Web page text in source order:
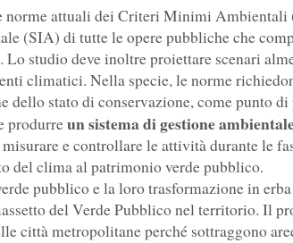
norme attuali dei Criteri Minimi
(SIA) di tutte le opere pubbliche che
studio deve inoltre proiettare scenari
climatici. Nella specie, le norme
dello stato di conservazione, come punto di
produrreun sistema di gestione
e controllare le attività durante le
del clima al patrimonio verde pubblico.
pubblico e la loro trasformazione in erba
del Verde Pubblico nel territorio. Il
città metropolitane perché sottraggono